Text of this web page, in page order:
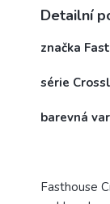
Detailní
značka
série
barevná
Fasthouse